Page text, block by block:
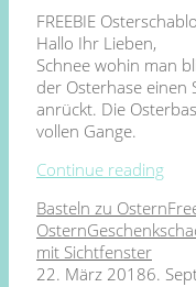
FREEBIE
Hallo Ihr Lieben,
Schnee wohin man
der Osterhase einen
anrückt. Die
vollen Gange.
Continue reading
Basteln zu Ostern
Ostern
mit Sichtfenster
22. März 20186.